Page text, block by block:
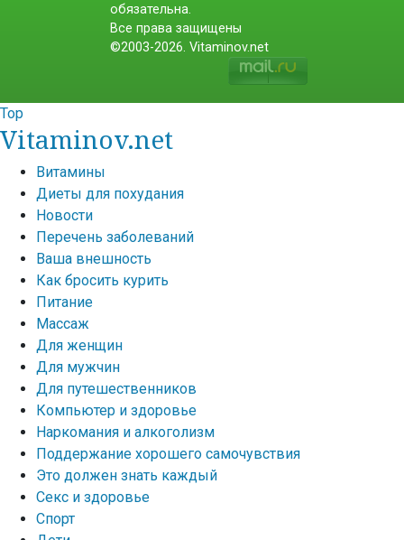
обязательна.
Все права защищены
©2003-2026. Vitaminov.net
Top
Vitaminov.net
Витамины
Диеты для похудания
Новости
Перечень заболеваний
Ваша внешность
Как бросить курить
Питание
Массаж
Для женщин
Для мужчин
Для путешественников
Компьютер и здоровье
Наркомания и алкоголизм
Поддержание хорошего самочувствия
Это должен знать каждый
Секс и здоровье
Спорт